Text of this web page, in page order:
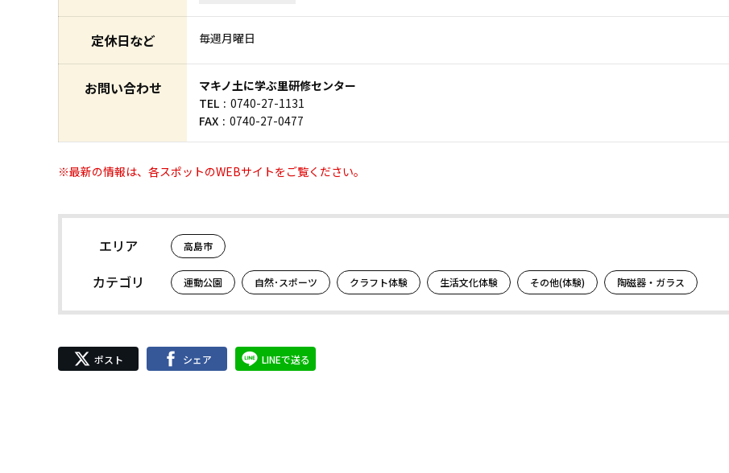
定休日など 毎週月曜日
お問い合わせ
マキノ土に学ぶ里研修センター
TEL
0740-27-1131
FAX
0740-27-0477
※最新の情報は、各スポットのWEBサイトをご覧ください。
エリア 高島市
カテゴリ 運動公園 自然･スポーツ クラフト体験 生活文化体験 その他(体験) 陶磁器・ガラス
ポスト シェア LINEで送る